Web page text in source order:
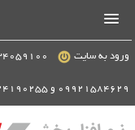
ورود به سایت